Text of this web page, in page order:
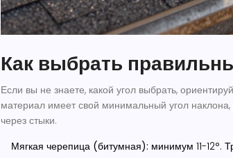
Как выбрать
Если вы не знаете, какой угол выбрать,
материал имеет свой минимальный угол наклона,
через стыки.
Мягкая черепица (битумная): минимум 11-12°.